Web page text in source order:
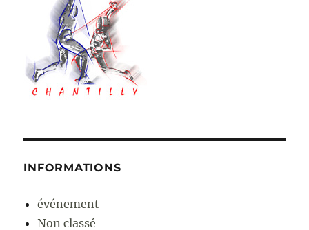
INFORMATIONS
événement
Non classé